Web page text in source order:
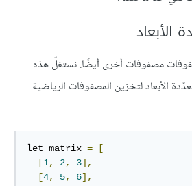
الأبعاد
مصفوفات أخرى أيضًا. نستغلّ هذه
الأبعاد لتخزين المصفوفات الرياضية
let matrix =
[
[1, 2, 3],
[4, 5, 6],